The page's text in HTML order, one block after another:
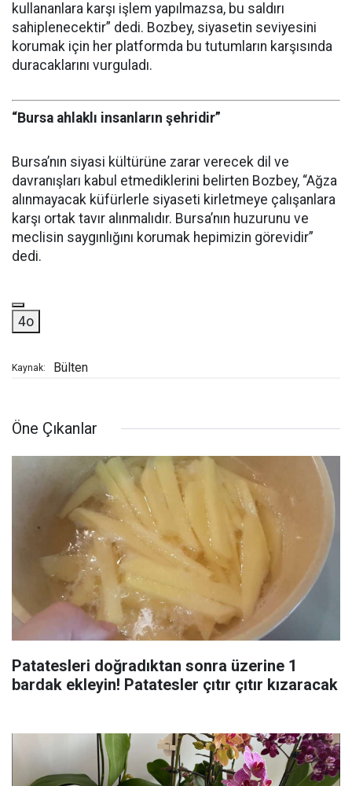
kullananlara karşı işlem yapılmazsa, bu saldırı
sahiplenecektir” dedi. Bozbey, siyasetin seviyesini
korumak için her platformda bu tutumların karşısında
duracaklarını vurguladı.
“Bursa ahlaklı insanların şehridir”
Bursa’nın siyasi kültürüne zarar verecek dil ve
davranışları kabul etmediklerini belirten Bozbey, “Ağza
alınmayacak küfürlerle siyaseti kirletmeye çalışanlara
karşı ortak tavır alınmalıdır. Bursa’nın huzurunu ve
meclisin saygınlığını korumak hepimizin görevidir”
dedi.
4o
Kaynak: Bülten
Öne Çıkanlar
Patatesleri doğradıktan sonra üzerine 1
bardak ekleyin! Patatesler çıtır çıtır kızaracak